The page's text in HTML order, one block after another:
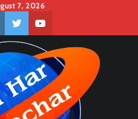
7, 2026
twitteryoutube